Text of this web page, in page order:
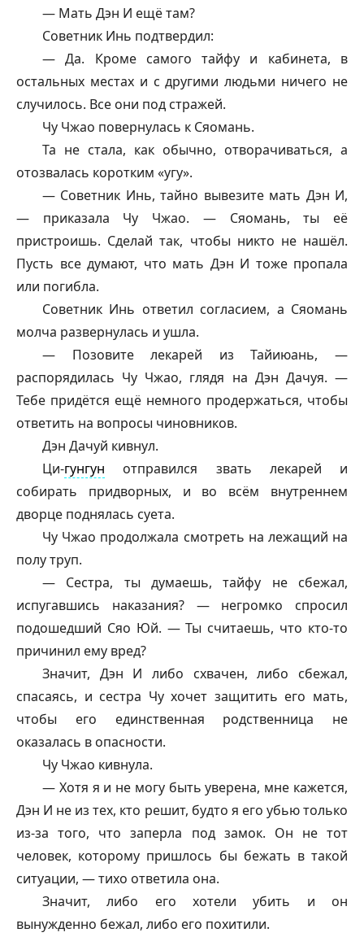
— Мать Дэн И ещё там?
Советник Инь подтвердил:
— Да. Кроме самоготайфу и кабинета, в
остальных местах и с другими людьми ничего не
случилось. Все они под стражей.
Чу Чжао повернулась к Сяомань.
Та не стала, как обычно, отворачиваться, а
отозвалась коротким «угу».
— Советник Инь, тайно вывезите мать Дэн И,
— приказала Чу Чжао. — Сяомань, ты её
пристроишь. Сделай так, чтобы никто не нашёл.
Пусть все думают, что мать Дэн И тоже пропала
или погибла.
Советник Инь ответил согласием, а Сяомань
молча развернулась и ушла.
— Позовите лекарей изТайиюань, —
распорядилась Чу Чжао, глядя на Дэн Дачуя. —
Тебе придётся ещё немного продержаться, чтобы
ответить на вопросы чиновников.
Дэн Дачуй кивнул.
Ци-гунгун отправился звать лекарей и
собирать придворных, и во всём внутреннем
дворце поднялась суета.
Чу Чжао продолжала смотреть на лежащий на
полу труп.
— Сестра, ты думаешь,тайфу не сбежал,
испугавшись наказания? — негромко спросил
подошедший Сяо Юй. — Ты считаешь, что кто-то
причинил ему вред?
Значит, Дэн И либо схвачен, либо сбежал,
спасаясь, и сестра Чу хочет защитить его мать,
чтобы его единственная родственница не
оказалась в опасности.
Чу Чжао кивнула.
— Хотя я и не могу быть уверена, мне кажется,
Дэн И не из тех, кто решит, будто я его убью только
из-за того, что заперла под замок. Он не тот
человек, которому пришлось бы бежать в такой
ситуации, — тихо ответила она.
Значит, либо его хотели убить и он
вынужденно бежал, либо его похитили.